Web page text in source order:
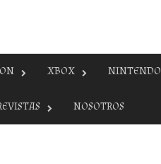
XBOX NINTENDO
NOSOTROS